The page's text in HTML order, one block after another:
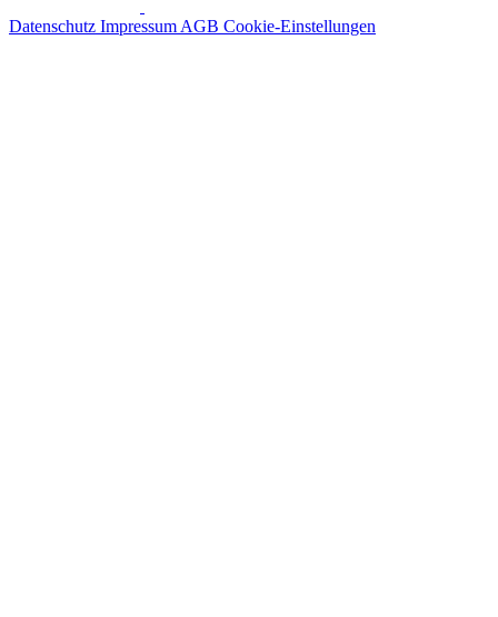
Datenschutz Impressum AGB Cookie-Einstellungen